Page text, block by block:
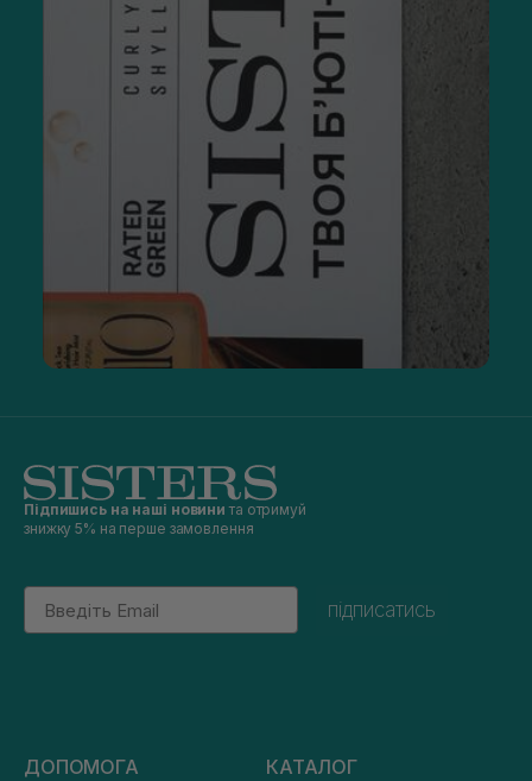
Підпишись на наші новини та отримуй
знижку 5% на перше замовлення
Email
підписатись
ДОПОМОГА КАТАЛОГ